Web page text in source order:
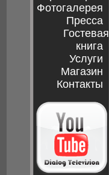
Фотогалерея
Пресса
Гостевая
книга
Услуги
Магазин
Контакты